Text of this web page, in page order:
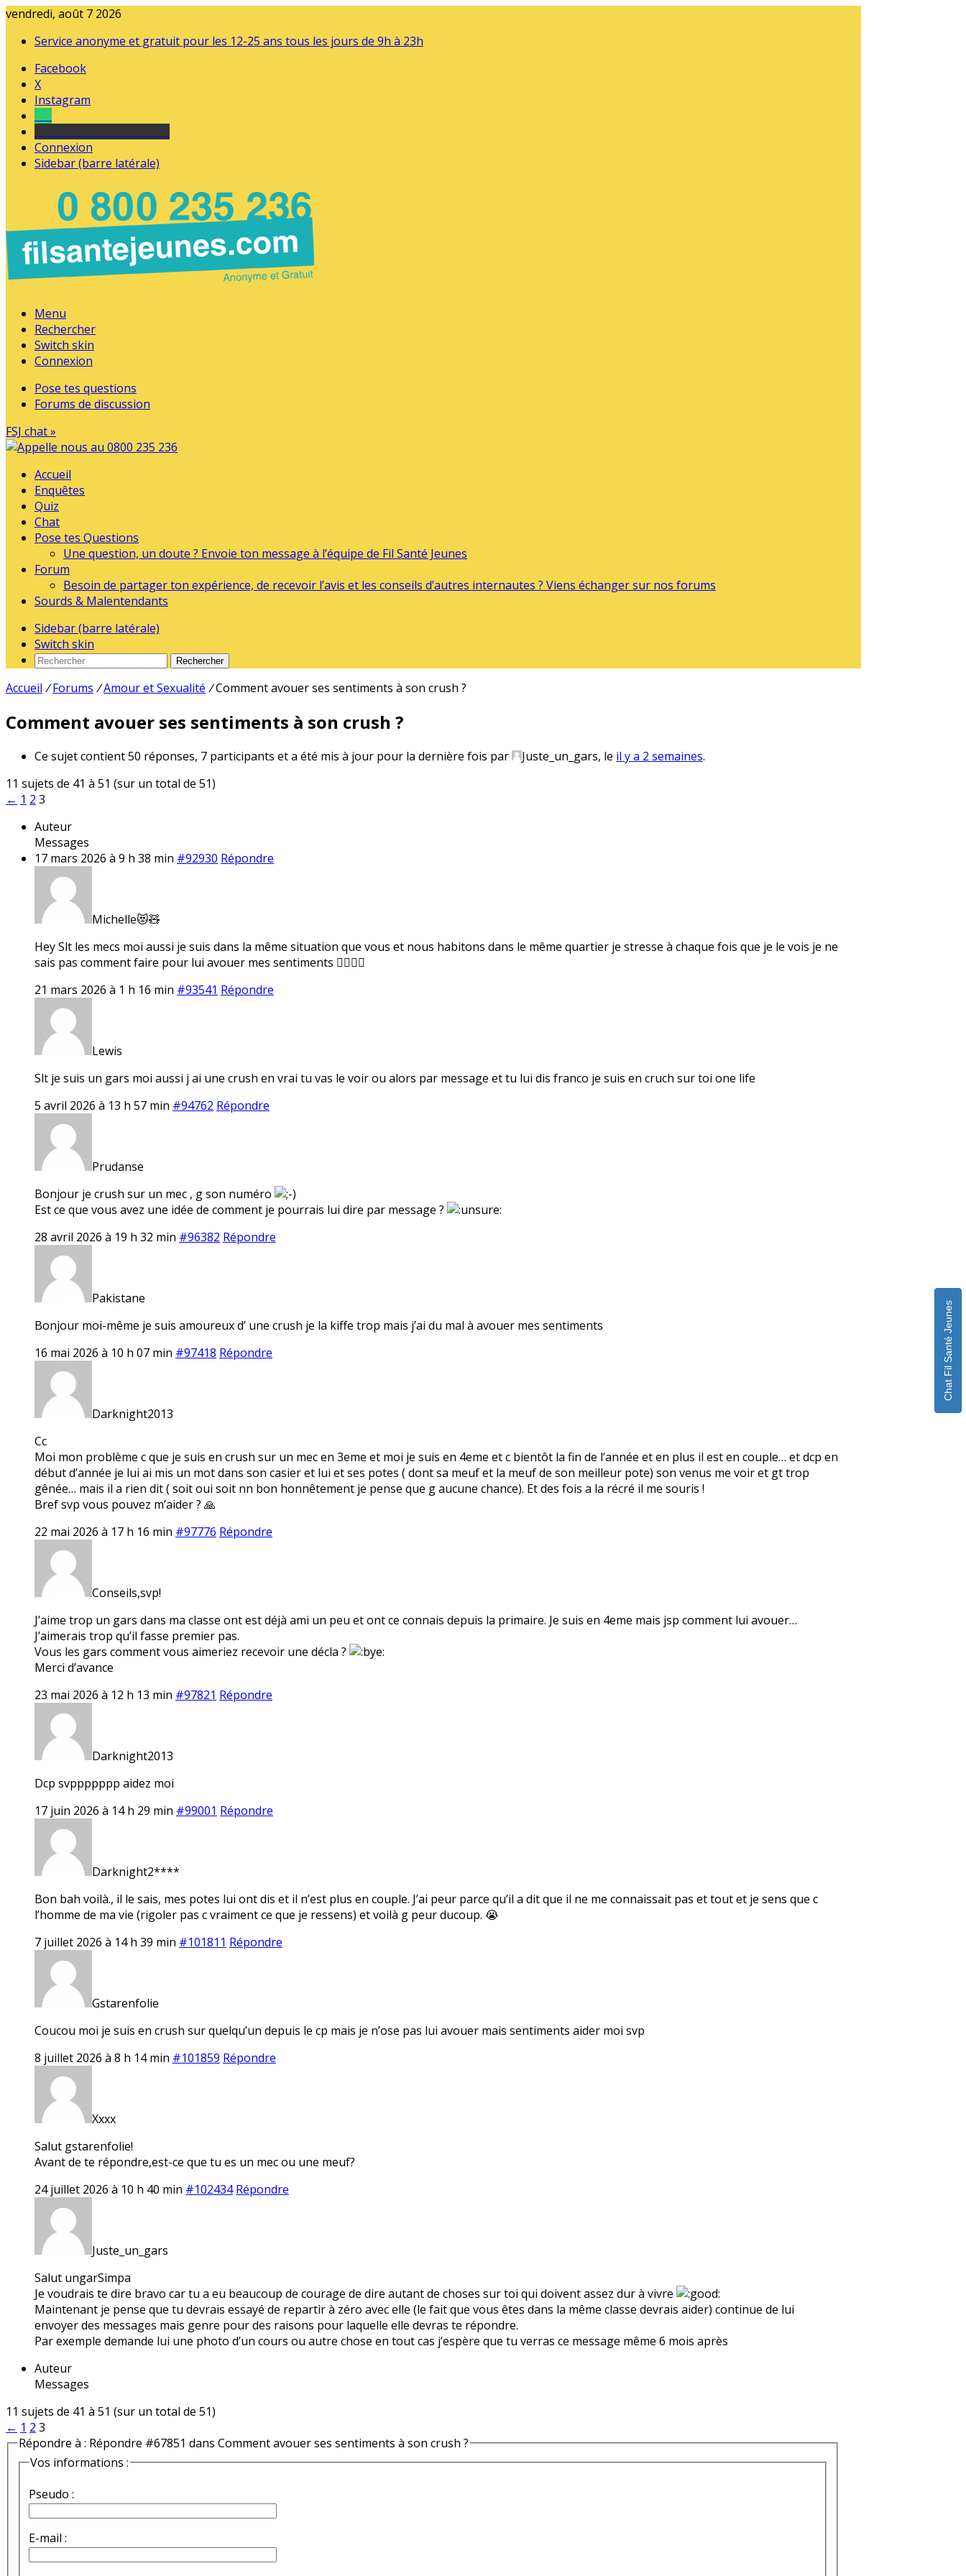
vendredi, août 7 2026
Service anonyme et gratuit pour les 12-25 ans tous les jours de 9h à 23h
Facebook
X
Instagram
Connexion
Sidebar (barre latérale)
Menu
Rechercher
Switch skin
Connexion
Pose tes questions
Forums de discussion
FSJ chat »
Accueil
Enquêtes
Quiz
Chat
Pose tes Questions
Une question, un doute ? Envoie ton message à l’équipe de Fil Santé Jeunes
Forum
Besoin de partager ton expérience, de recevoir l’avis et les conseils d’autres internautes ? Viens échanger sur nos forums
Sourds & Malentendants
Sidebar (barre latérale)
Switch skin
Rechercher
Accueil / Forums /Amour et Sexualité /Comment avouer ses sentiments à son crush ?
Comment avouer ses sentiments à son crush ?
Ce sujet contient 50 réponses, 7 participants et a été mis à jour pour la dernière fois par Juste_un_gars, le il y a 2 semaines.
11 sujets de 41 à 51 (sur un total de 51)
← 1 2 3
Auteur
Messages
17 mars 2026 à 9 h 38 min #92930 Répondre
Michelle😻🧸
Hey Slt les mecs moi aussi je suis dans la même situation que vous et nous habitons dans le même quartier je stresse à chaque fois que je le vois je ne
sais pas comment faire pour lui avouer mes sentiments 🤷‍♀️🤷‍♀️
21 mars 2026 à 1 h 16 min #93541 Répondre
Lewis
Slt je suis un gars moi aussi j ai une crush en vrai tu vas le voir ou alors par message et tu lui dis franco je suis en cruch sur toi one life
5 avril 2026 à 13 h 57 min #94762 Répondre
Prudanse
Bonjour je crush sur un mec , g son numéro
Est ce que vous avez une idée de comment je pourrais lui dire par message ?
28 avril 2026 à 19 h 32 min #96382 Répondre
Pakistane
Bonjour moi-même je suis amoureux d’ une crush je la kiffe trop mais j’ai du mal à avouer mes sentiments
16 mai 2026 à 10 h 07 min #97418 Répondre
Darknight2013
Cc
Moi mon problème c que je suis en crush sur un mec en 3eme et moi je suis en 4eme et c bientôt la fin de l’année et en plus il est en couple… et dcp en
début d’année je lui ai mis un mot dans son casier et lui et ses potes ( dont sa meuf et la meuf de son meilleur pote) son venus me voir et gt trop
gênée… mais il a rien dit ( soit oui soit nn bon honnêtement je pense que g aucune chance). Et des fois a la récré il me souris !
Bref svp vous pouvez m’aider ? 🙏
22 mai 2026 à 17 h 16 min #97776 Répondre
Conseils,svp!
J’aime trop un gars dans ma classe ont est déjà ami un peu et ont ce connais depuis la primaire. Je suis en 4eme mais jsp comment lui avouer…
J’aimerais trop qu’il fasse premier pas.
Vous les gars comment vous aimeriez recevoir une décla ?
Merci d’avance
23 mai 2026 à 12 h 13 min #97821 Répondre
Darknight2013
Dcp svppppppp aidez moi
17 juin 2026 à 14 h 29 min #99001 Répondre
Darknight2****
Bon bah voilà., il le sais, mes potes lui ont dis et il n’est plus en couple. J’ai peur parce qu’il a dit que il ne me connaissait pas et tout et je sens que c
l’homme de ma vie (rigoler pas c vraiment ce que je ressens) et voilà g peur ducoup. 😭
7 juillet 2026 à 14 h 39 min #101811 Répondre
Gstarenfolie
Coucou moi je suis en crush sur quelqu’un depuis le cp mais je n’ose pas lui avouer mais sentiments aider moi svp
8 juillet 2026 à 8 h 14 min #101859 Répondre
Xxxx
Salut gstarenfolie!
Avant de te répondre,est-ce que tu es un mec ou une meuf?
24 juillet 2026 à 10 h 40 min #102434 Répondre
Juste_un_gars
Salut ungarSimpa
Je voudrais te dire bravo car tu a eu beaucoup de courage de dire autant de choses sur toi qui doivent assez dur à vivre
Maintenant je pense que tu devrais essayé de repartir à zéro avec elle (le fait que vous êtes dans la même classe devrais aider) continue de lui
envoyer des messages mais genre pour des raisons pour laquelle elle devras te répondre.
Par exemple demande lui une photo d’un cours ou autre chose en tout cas j’espère que tu verras ce message même 6 mois après
Auteur
Messages
11 sujets de 41 à 51 (sur un total de 51)
← 1 2 3
Répondre à : Répondre #67851 dans Comment avouer ses sentiments à son crush ?
Vos informations :
Pseudo :
E-mail :
Chat Fil Santé Jeunes